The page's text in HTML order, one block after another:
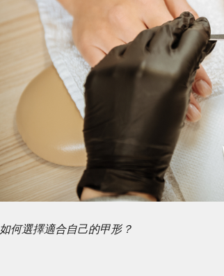
如何選擇適合自己的甲形？